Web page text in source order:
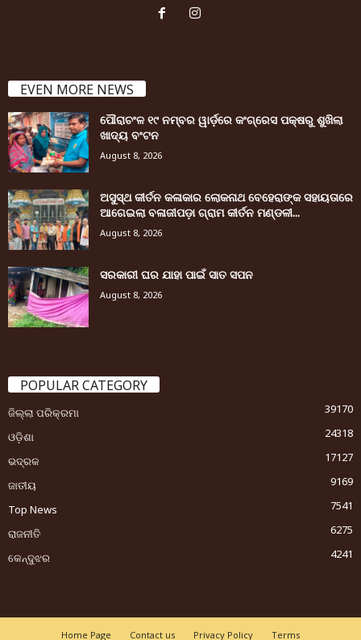
EVEN MORE NEWS
ପୌରାଚଂଳ ୧୯ ନମ୍ବର ୱାର୍ଡ଼ରେ କଂଗ୍ରେସ ପକ୍ଷରୁ ଶୁଖିଲା
ଖାଦ୍ୟ ବଂଟନ
August 8, 2026
ଅସୁସ୍ଥ କୀର୍ତନ କଳାକାର ଲୋକନାଥ ବେହେରାଙ୍କ ସହାୟତାରେ
ଆଗେଇଲା ବଳାଜୀପଡ଼ା ଗ୍ରାମ କୀର୍ତନ ମଣ୍ଡଳୀ...
August 8, 2026
ସରକାରୀ ଘର ଯାହା ପାଇଁ ସାତ ସପନ
August 8, 2026
POPULAR CATEGORY
ଜିଲ୍ଲା ପରିକ୍ରମା
39170
ଓଡ଼ିଶା
24318
ଭଦ୍ରକ
17127
ଜାତୀୟ
9169
Top News
7541
ରାଜନୀତି
6275
କେନ୍ଦୁଝର
4241
Home Page Contact us Privacy Policy Terms